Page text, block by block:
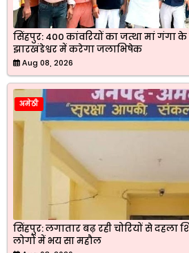
सिंहपुर: 400 कांवरियों का जत्था मां
झारखंडेश्वर में करेगा जलाभिषेक
Aug 08, 2026
अमेठी
सिंहपुर: लगातार बढ़ रही चोरियों से दहला
लोगों में भय सा महौल